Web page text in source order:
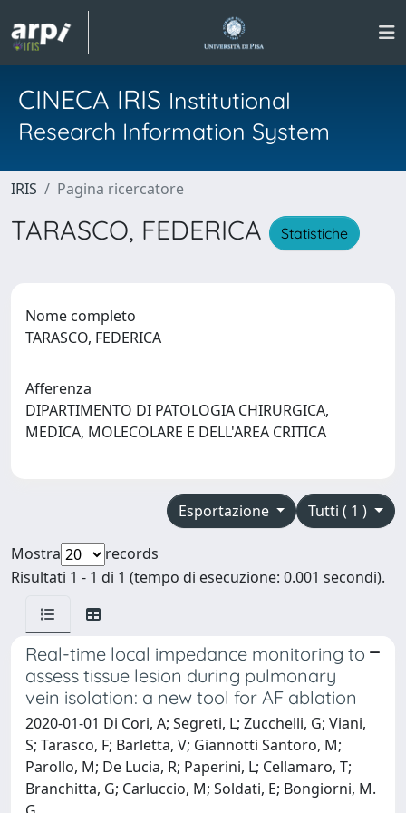
CINECA IRIS Institutional
Research Information System
IRIS Pagina ricercatore
TARASCO, FEDERICA Statistiche
Nome completo
TARASCO, FEDERICA
Afferenza
DIPARTIMENTO DI PATOLOGIA CHIRURGICA,
MEDICA, MOLECOLARE E DELL'AREA CRITICA
Tutti ( 1 )
Esportazione
Mostra
records
Risultati 1 - 1 di 1 (tempo di esecuzione: 0.001 secondi).
Real-time local impedance monitoring to
assess tissue lesion during pulmonary
vein isolation: a new tool for AF ablation
2020-01-01 Di Cori, A; Segreti, L; Zucchelli, G; Viani,
S; Tarasco, F; Barletta, V; Giannotti Santoro, M;
Parollo, M; De Lucia, R; Paperini, L; Cellamaro, T;
Branchitta, G; Carluccio, M; Soldati, E; Bongiorni, M.